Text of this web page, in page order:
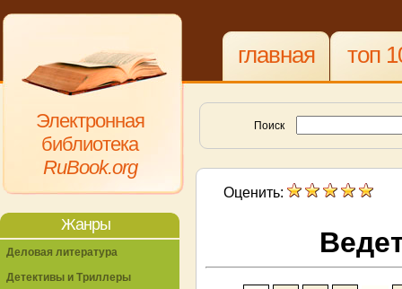
Электронная
библиотека
RuBook.org
главная топ
Поиск
Оценить:
Жанры
Деловая литература
Детективы и Триллеры